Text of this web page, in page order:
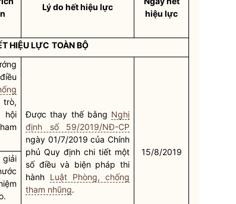
Lý do hết hiệu lực
hiệu lực
HIỆU LỰC TOÀN BỘ
hội
Được thay thế bằng Nghị
định số 59/2019/NĐ-CP
ngày 01/7/2019 của Chính
phủ Quy định chi tiết một
số điều và biện pháp thi
hành Luật Phòng, chống
tham nhũng.
15/8/2019